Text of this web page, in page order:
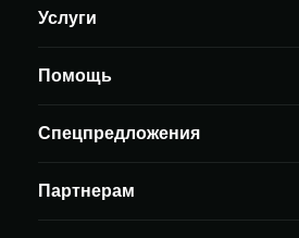
Услуги
Помощь
Спецпредложения
Партнерам